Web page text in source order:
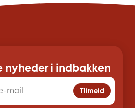
nyheder i indbakken
Tilmeld